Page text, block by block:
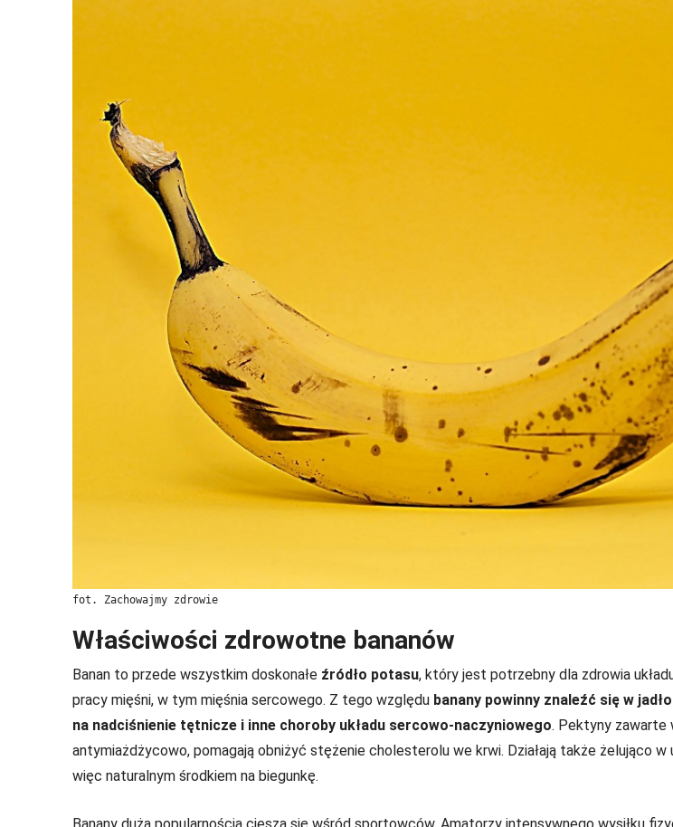
fot. Zachowajmy zdrowie
Właściwości zdrowotne bananów
Banan to przede wszystkim doskonałe źródło potasu, który jest potrzebny dla zdrowia
pracy mięśni, w tym mięśnia sercowego. Z tego względu banany powinny znaleźć się w
na nadciśnienie tętnicze i inne choroby układu sercowo-naczyniowego. Pektyny zawarte
antymiażdżycowo, pomagają obniżyć stężenie cholesterolu we krwi. Działają także żelująco w
więc naturalnym środkiem na biegunkę.